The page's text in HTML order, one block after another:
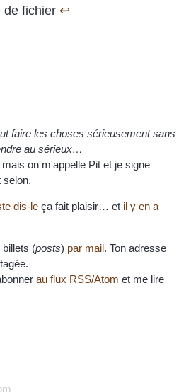
de fichier ↩
faire les choses sérieusement sans
au sérieux…
mais on m'appelle Pit et je signe
selon.
dis-le ça fait plaisir… et il y en a
(posts) par mail. Ton adresse
au flux RSS/Atom et me lire